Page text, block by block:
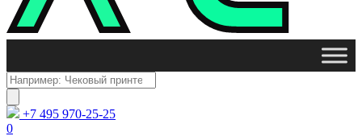
Поиск
товаров
+7 495 970-25-25
0